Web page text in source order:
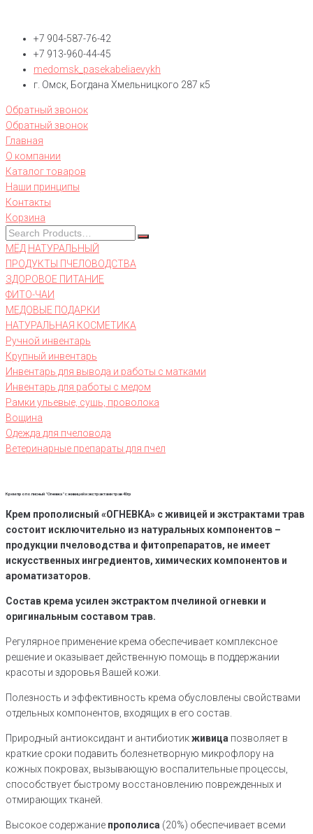
+7 904-587-76-42
+7 913-960-44-45
medomsk_pasekabeliaevykh
г. Омск, Богдана Хмельницкого 287 к5
Обратный звонок
Обратный звонок
Главная
О компании
Каталог товаров
Наши принципы
Контакты
Корзина
МЁД НАТУРАЛЬНЫЙ
ПРОДУКТЫ ПЧЕЛОВОДСТВА
ЗДОРОВОЕ ПИТАНИЕ
ФИТО-ЧАИ
МЕДОВЫЕ ПОДАРКИ
НАТУРАЛЬНАЯ КОСМЕТИКА
Ручной инвентарь
Крупный инвентарь
Инвентарь для вывода и работы с матками
Инвентарь для работы с медом
Рамки ульевые, сушь, проволока
Вощина
Одежда для пчеловода
Ветеринарные препараты для пчел
Крем прополисный "Огневка" с живицей и экстрактами трав 40гр
Крем прополисный «ОГНЕВКА» с живицей и экстрактами трав
состоит исключительно из натуральных компонентов –
продукции пчеловодства и фитопрепаратов, не имеет
искусственных ингредиентов, химических компонентов и
ароматизаторов.
Состав крема усилен экстрактом пчелиной огневки и
оригинальным составом трав.
Регулярное применение крема обеспечивает комплексное
решение и оказывает действенную помощь в поддержании
красоты и здоровья Вашей кожи.
Полезность и эффективность крема обусловлены свойствами
отдельных компонентов, входящих в его состав.
Природный антиоксидант и антибиотикживица позволяет в
краткие сроки подавить болезнетворную микрофлору на
кожных покровах, вызывающую воспалительные процессы,
способствует быстрому восстановлению поврежденных и
отмирающих тканей.
Высокое содержание прополиса (20%) обеспечивает всеми